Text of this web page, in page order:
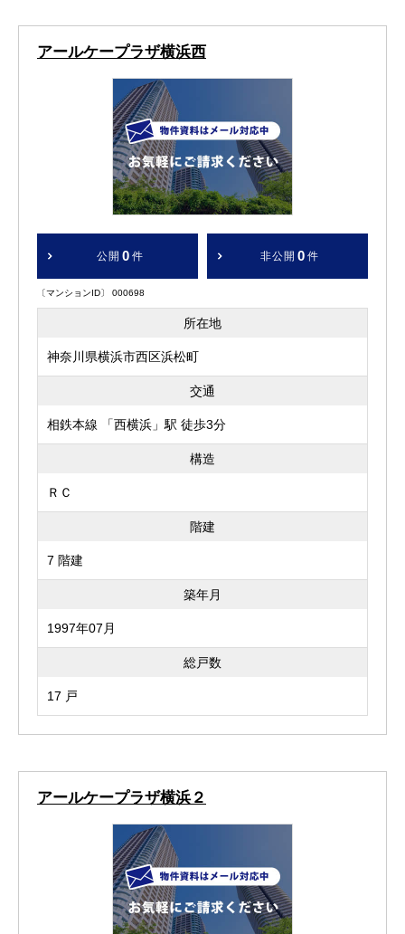
アールケープラザ横浜西
公開 0 件 非公開 0 件
〔マンションID〕 000698
所在地
神奈川県横浜市西区浜松町
交通
相鉄本線 「西横浜」駅 徒歩3分
構造
ＲＣ
階建
7 階建
築年月
1997年07月
総戸数
17 戸
アールケープラザ横浜２